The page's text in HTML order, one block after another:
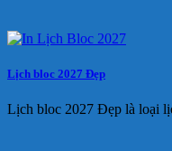
Lịch bloc 2027 Đẹp
Lịch bloc 2027 Đẹp là loại